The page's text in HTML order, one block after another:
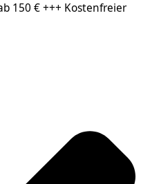
150 € +++ Kostenfreier